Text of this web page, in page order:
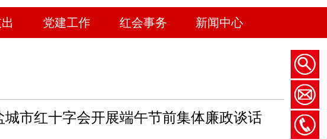
党建工作 红会事务 新闻中心
市红十字会开展端午节前集体廉政谈话